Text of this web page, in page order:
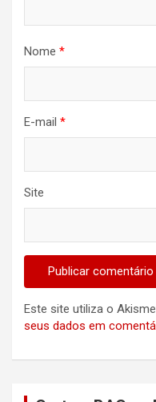
Nome *
E-mail *
Site
Este site utiliza o
seus dados em